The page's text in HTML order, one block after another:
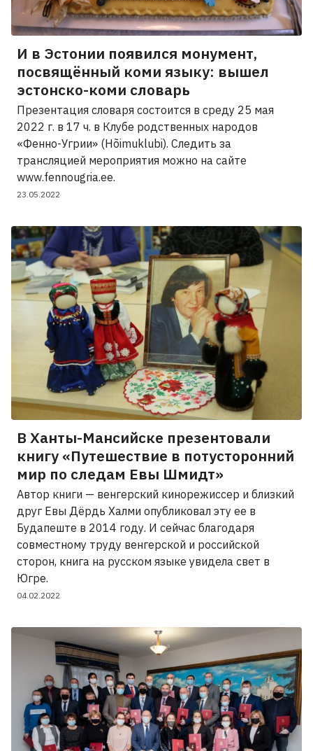
И в Эстонии появился монумент,
посвящённый коми языку: вышел
эстонско-коми словарь
Презентация словаря состоится в среду 25 мая
2022 г. в 17 ч. в Клубе родственных народов
«Фенно-Угрии» (Hõimuklubi). Следить за
трансляцией мероприятия можно на сайте
www.fennougria.ee.
23.05.2022
В Ханты-Мансийске презентовали
книгу «Путешествие в потусторонний
мир по следам Евы Шмидт»
Автор книги — венгерский кинорежиссер и близкий
друг Евы Дёрдь Халми опубликовал эту ее в
Будапеште в 2014 году. И сейчас благодаря
совместному труду венгерской и российской
сторон, книга на русском языке увидела свет в
Югре.
04.02.2022